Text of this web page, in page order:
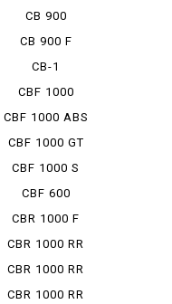
HORNET
CB 900
BOLDOR
CB 900 F
CB-1
CBF 1000
CBF 1000 ABS
CBF 1000 GT
CBF 1000 S
CBF 600
CBR 1000 F
CBR 1000 RR
CBR 1000 RR
ABS
CBR 1000 RR